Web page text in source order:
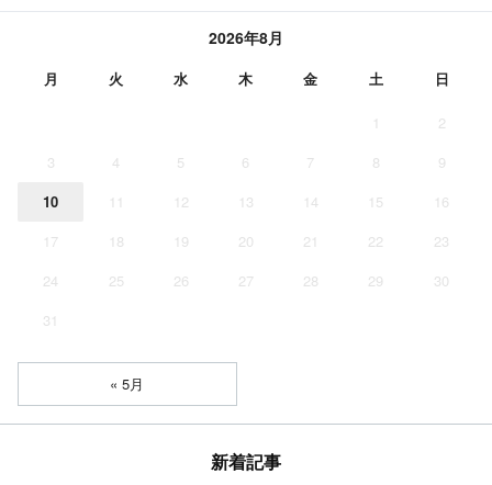
2026年8月
月 火 水 木 金 土 日
1
2
3
4 5 6 7 8
9
10
11 12 13 14 15
16
17
18 19 20 21 22
23
24
25 26 27 28 29
30
31
« 5月
新着記事